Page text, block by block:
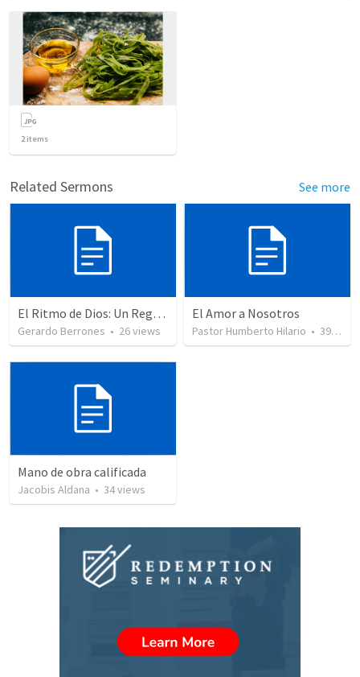
2items
Related Sermons See more
El Ritmo de Dios: Un Regalo Olvidado - 10 Mandamientos - Parte 4
Gerardo Berrones • 26views
El Amor a Nosotros
Pastor Humberto Hilario • 39
Mano de obra calificada
Jacobis Aldana • 34views